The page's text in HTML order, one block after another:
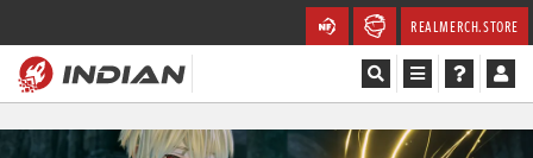
REALMERCH.STORE
Magazín